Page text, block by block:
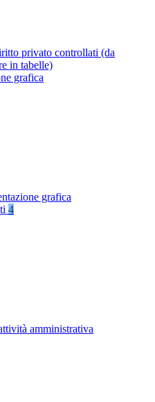
privato controllati (da
in tabelle)
grafica
grafica
4
amministrativa